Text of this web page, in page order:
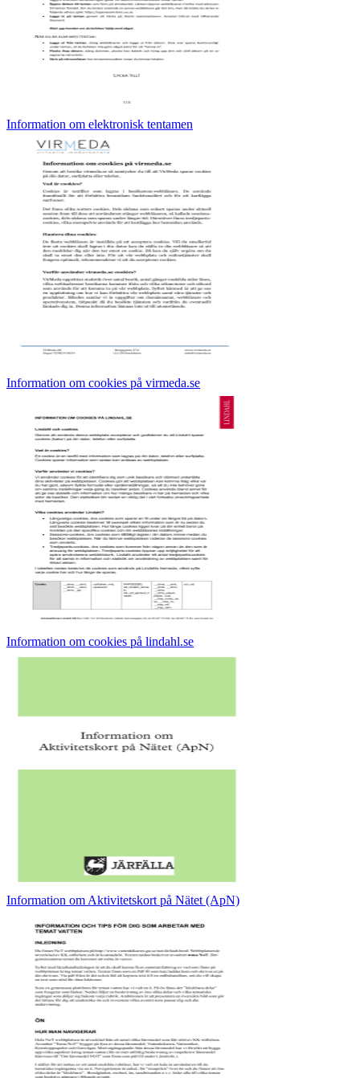
Information om elektronisk tentamen
Information om cookies på virmeda.se
Information om cookies på lindahl.se
Information om Aktivitetskort på Nätet (ApN)